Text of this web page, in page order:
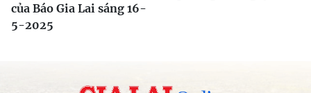
của Báo Gia Lai sáng 16-
5-2025